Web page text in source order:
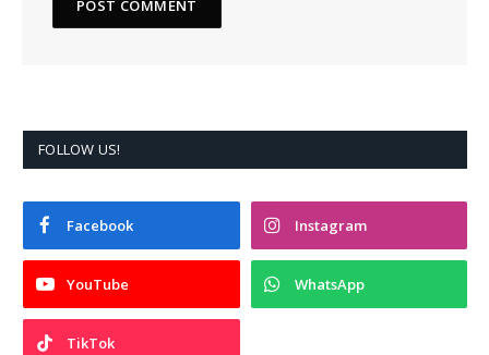
FOLLOW US!
Facebook Instagram
YouTube WhatsApp
TikTok